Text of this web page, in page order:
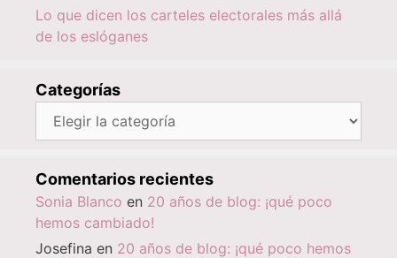
Lo que dicen los carteles electorales más allá
de los eslóganes
Categorías
Categorías
Comentarios recientes
Sonia Blanco en 20 años de blog: ¡qué poco
hemos cambiado!
Josefina en 20 años de blog: ¡qué poco hemos